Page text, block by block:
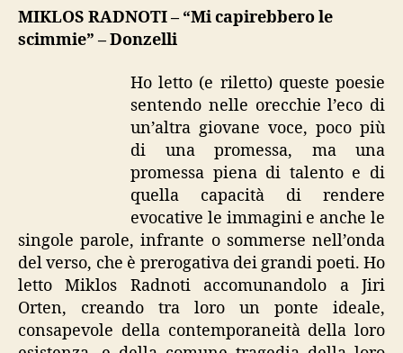
capirebbero
MIKLOS RADNOTI – “Mi capirebbero le
scimmie” – Donzelli
Ho letto (e riletto) queste poesie
sentendo nelle orecchie l’eco di
un’altra giovane voce, poco più
di una promessa, ma una
promessa piena di talento e di
quella capacità di rendere
evocative le immagini e anche le
singole parole, infrante o sommerse nell’onda
del verso, che è prerogativa dei grandi poeti. Ho
letto Miklos Radnoti accomunandolo a Jiri
Orten, creando tra loro un ponte ideale,
consapevole della contemporaneità della loro